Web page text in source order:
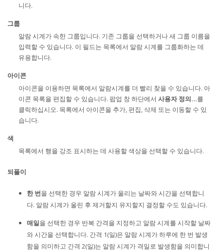
니다.
그룹
알람 시계가 속한 그룹입니다. 기존 그룹을 선택하거나 새 그룹 이름을
입력할 수 있습니다. 이 필드는 목록에서 알람 시계를 그룹화하는 데
유용합니다.
아이콘
아이콘을 이용하면 목록에서 알람시계를 더 빨리 찾을 수 있습니다. 아
이콘 목록을 편집할 수 있습니다. 팝업 창 하단에서사용자 정의...를
클릭하십시오. 목록에서 아이콘을 추가, 편집, 삭제 또는 이동할 수 있
습니다.
색
목록에서 행을 강조 표시하는 데 사용할 색상을 선택할 수 있습니다.
되풀이
한 번을 선택한 경우 알람 시계가 울리는 날짜와 시간을 선택합니
다. 알람 시계가 울린 후 제거할지 유지할지 결정할 수도 있습니다.
매일을 선택한 경우 반복 간격을 지정하고 알람 시계를 시작할 날짜
와 시간을 선택합니다. 간격 1(일)은 알람 시계가 하루에 한 번 발생
함을 의미하고 간격 2(일)는 알람 시계가 격일로 발생함을 의미합니